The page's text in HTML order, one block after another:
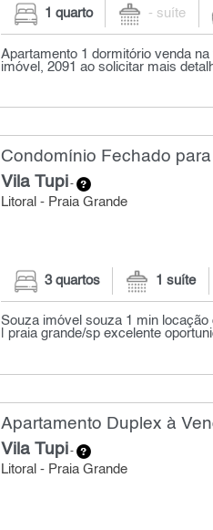
1 quarto - suíte
Apartamento 1 dormitório venda
imóvel, 2091 ao solicitar mais
Condomínio Fechado
Vila Tupi-
Litoral - Praia Grande
3 quartos 1 suíte
Souza imóvel souza 1 min
| praia grande/sp excelente
Apartamento Duplex à
Vila Tupi-
Litoral - Praia Grande